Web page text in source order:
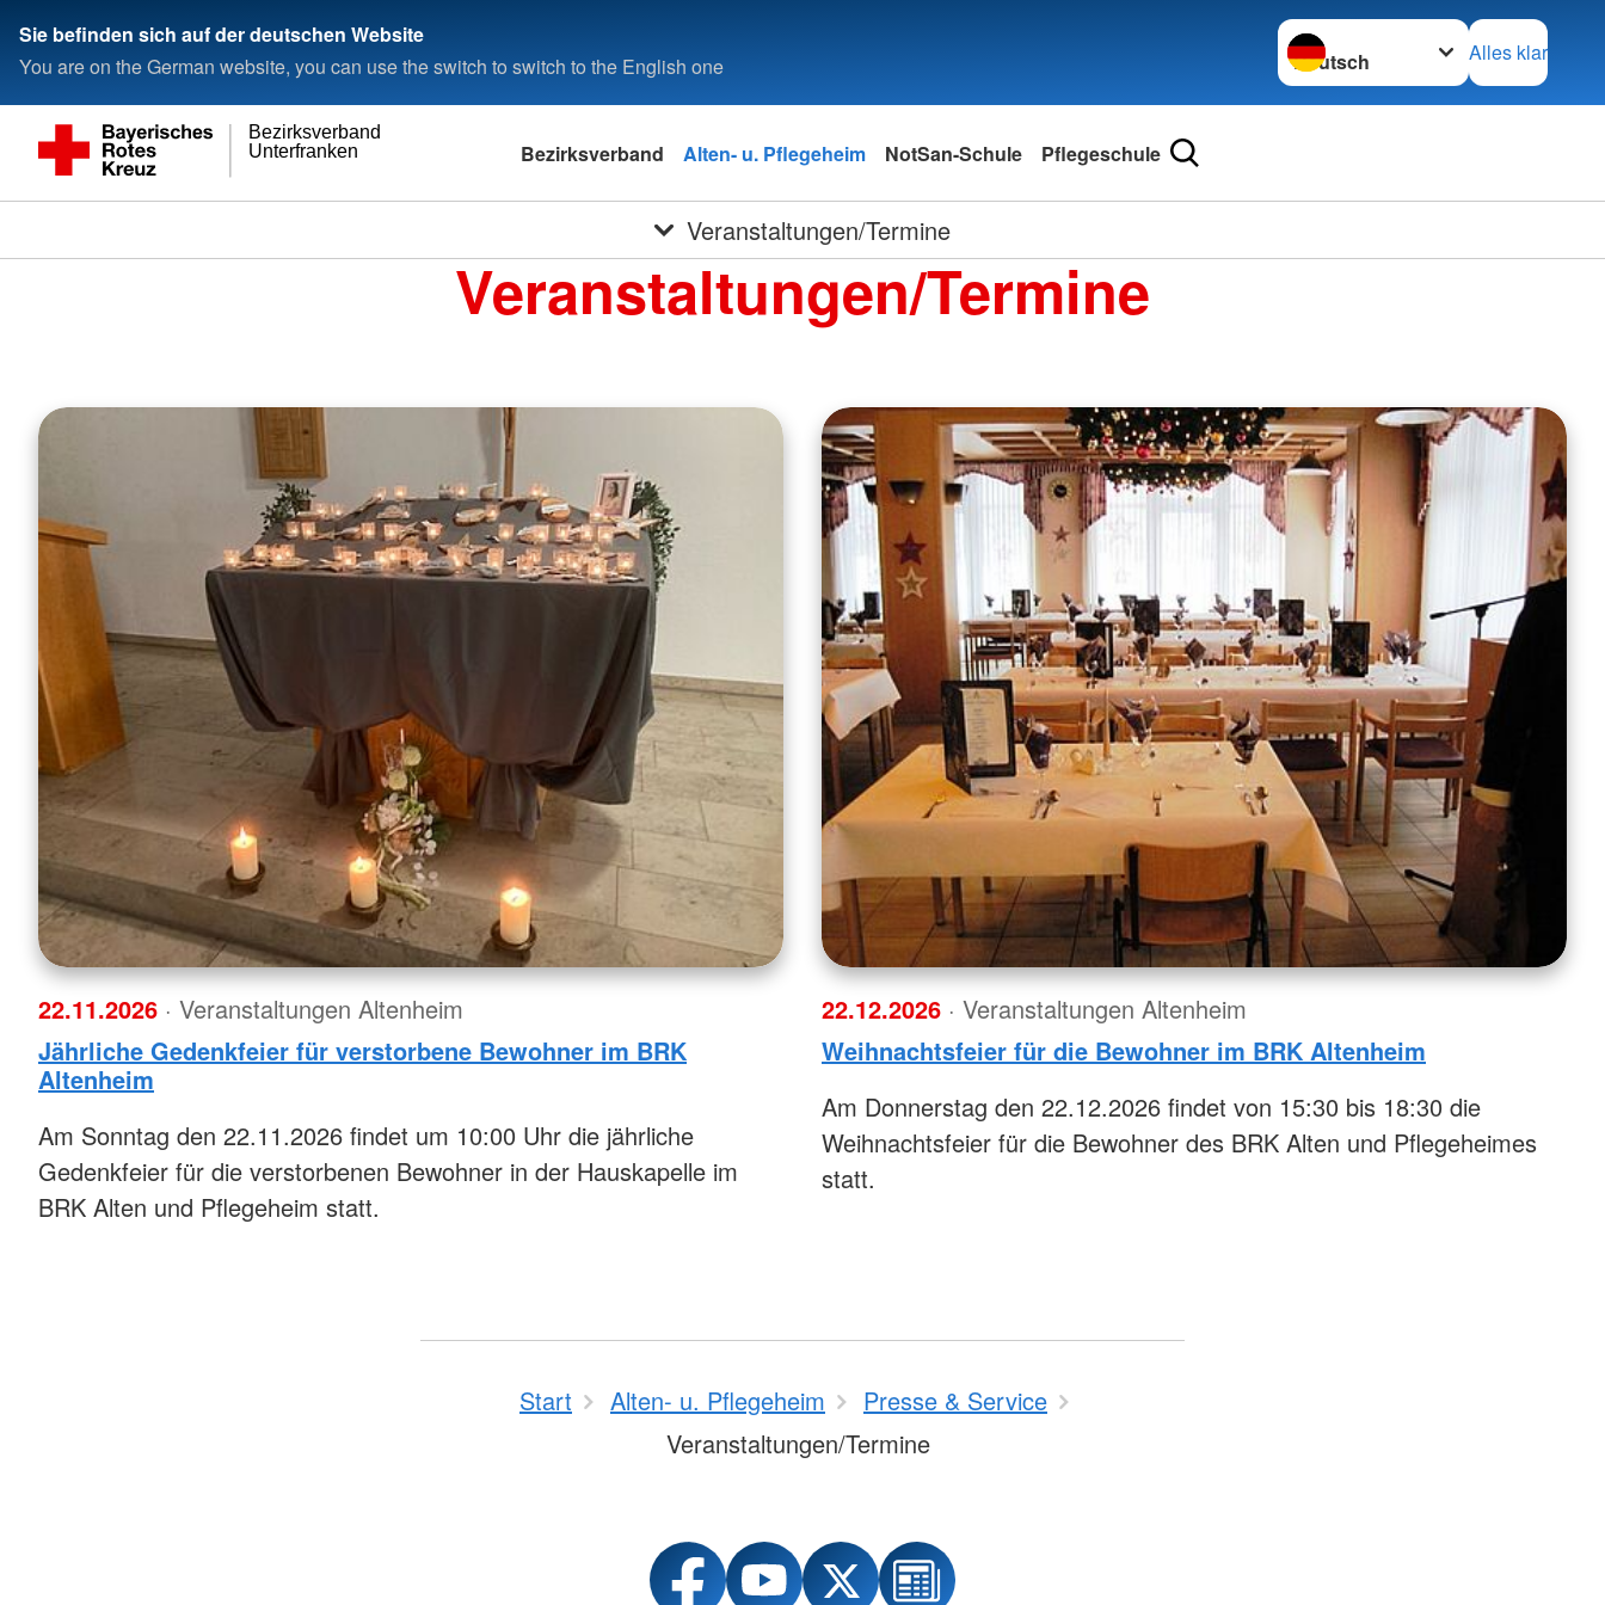
Sie befinden sich auf der deutschen Website
You are on the German website, you can use the switch to switch to the English one
Sprache wechseln zu
Alles klar
Unterfranken
Bezirksverband
Bezirksverband Alten- u. Pflegeheim NotSan-Schule Pflegeschule
Veranstaltungen/Termine
Veranstaltungen/Termine
22.11.2026 · Veranstaltungen Altenheim
Jährliche Gedenkfeier für verstorbene Bewohner im BRK
Altenheim
Am Sonntag den 22.11.2026 findet um 10:00 Uhr die jährliche
Gedenkfeier für die verstorbenen Bewohner in der Hauskapelle im
BRK Alten und Pflegeheim statt.
22.12.2026 · Veranstaltungen Altenheim
Weihnachtsfeier für die Bewohner im BRK Altenheim
Am Donnerstag den 22.12.2026 findet von 15:30 bis 18:30 die
Weihnachtsfeier für die Bewohner des BRK Alten und Pflegeheimes
statt.
Start Alten- u. Pflegeheim
Presse & Service
Veranstaltungen/Termine